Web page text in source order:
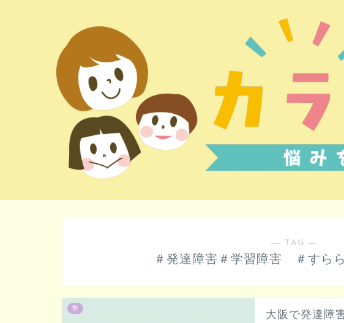
― TAG ―
＃発達障害＃学習障害 ＃す
塾
大阪で発達障